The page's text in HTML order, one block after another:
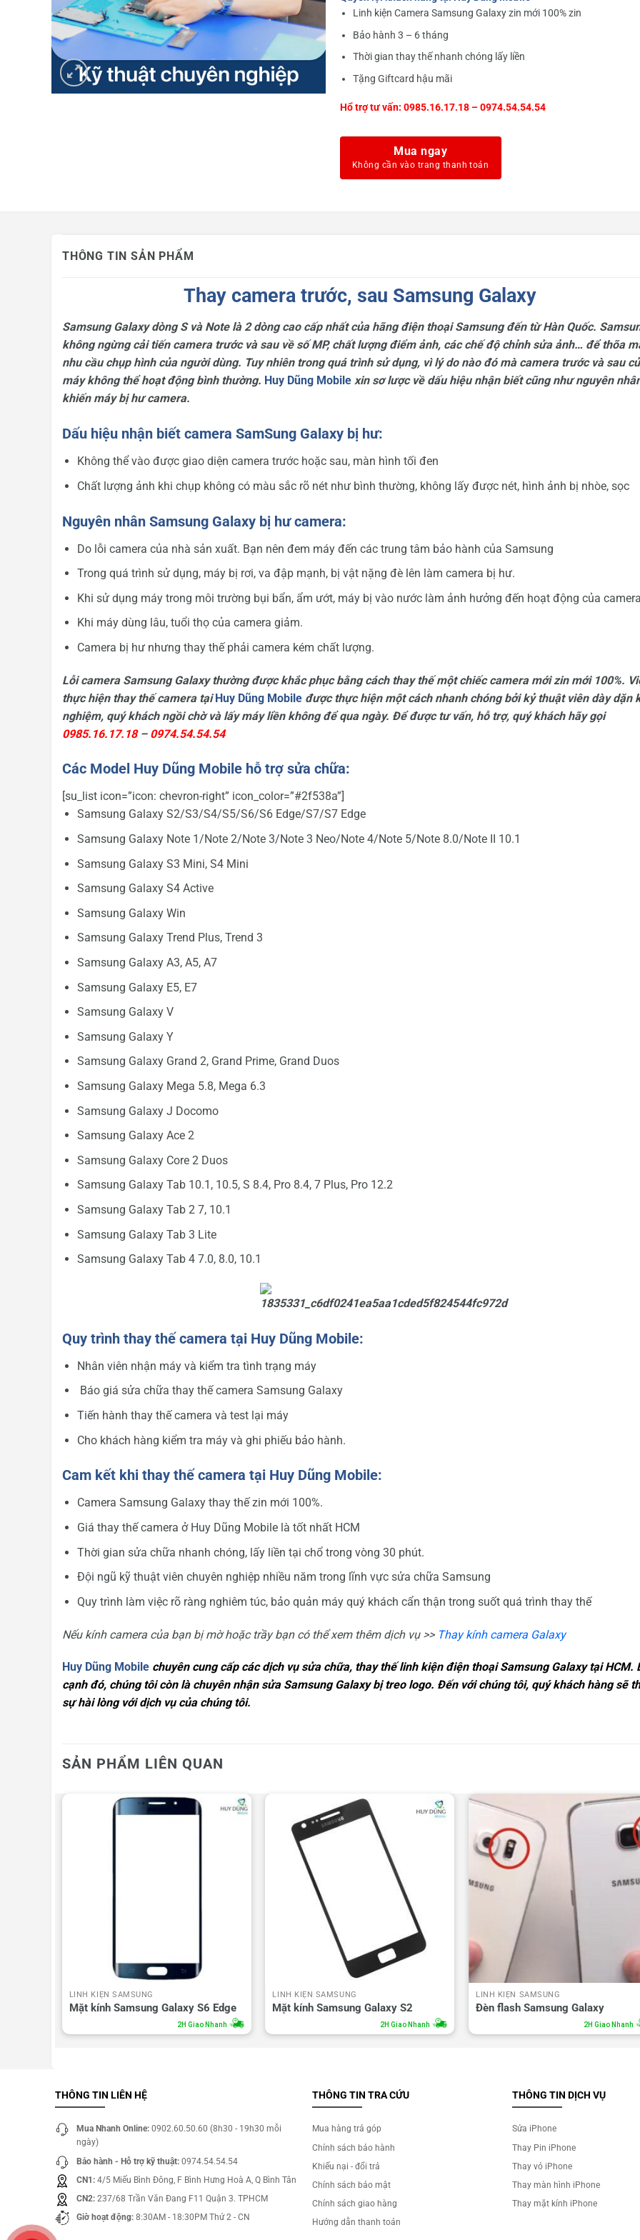
Mua hàng trả góp
Tin công nghệ
Khuyến mãi
Linh kiện Camera Samsung Galaxy zin mới 100% zin
Bảo hành 3 – 6 tháng
Thời gian thay thế nhanh chóng lấy liền
Tặng Giftcard hậu mãi
Hổ trợ tư vấn: 0985.16.17.18 – 0974.54.54.54
Mua ngay
THÔNG TIN SẢN PHẨM
Thay camera trước, sau Samsung Galaxy
Samsung Galaxy dòng S và Note là 2 dòng cao cấp nhất của hãng điện thoại Samsung đến từ Hàn Quốc.
không ngừng cải tiến camera trước và sau về số MP, chất lượng điểm ảnh, các chế độ chỉnh sửa ảnh… để thõa
nhu cầu chụp hình của người dùng. Tuy nhiên trong quá trình sử dụng, vì lý do nào đó mà camera trước và sau
máy không thể hoạt động bình thường. Huy Dũng Mobile xin sơ lược về dấu hiệu nhận biết cũng như nguyên
khiến máy bị hư camera.
Dấu hiệu nhận biết camera SamSung Galaxy bị hư:
Không thể vào được giao diện camera trước hoặc sau, màn hình tối đen
Chất lượng ảnh khi chụp không có màu sắc rõ nét như bình thường, không lấy được nét, hình ảnh bị nhòe, sọc
Nguyên nhân Samsung Galaxy bị hư camera:
Do lỗi camera của nhà sản xuất. Bạn nên đem máy đến các trung tâm bảo hành của Samsung
Trong quá trình sử dụng, máy bị rơi, va đập mạnh, bị vật nặng đè lên làm camera bị hư.
Khi sử dụng máy trong môi trường bụi bẩn, ẩm ướt, máy bị vào nước làm ảnh hưởng đến hoạt động của
Khi máy dùng lâu, tuổi thọ của camera giảm.
Camera bị hư nhưng thay thế phải camera kém chất lượng.
Lỗi camera Samsung Galaxy thường được khắc phục bằng cách thay thế một chiếc camera mới zin mới 100%.
thực hiện thay thế camera tạiHuy Dũng Mobile được thực hiện một cách nhanh chóng bởi kỷ thuật viên dày dặn
nghiệm, quý khách ngồi chờ và lấy máy liền không để qua ngày. Để được tư vấn, hỗ trợ, quý khách hãy gọi
0985.16.17.18– 0974.54.54.54
Các Model Huy Dũng Mobile hỗ trợ sửa chữa:
[su_list icon=”icon: chevron-right” icon_color=”#2f538a”]
Samsung Galaxy S2/S3/S4/S5/S6/S6 Edge/S7/S7 Edge
Samsung Galaxy Note 1/Note 2/Note 3/Note 3 Neo/Note 4/Note 5/Note 8.0/Note II 10.1
Samsung Galaxy S3 Mini, S4 Mini
Samsung Galaxy S4 Active
Samsung Galaxy Win
Samsung Galaxy Trend Plus, Trend 3
Samsung Galaxy A3, A5, A7
Samsung Galaxy E5, E7
Samsung Galaxy V
Samsung Galaxy Y
Samsung Galaxy Grand 2, Grand Prime, Grand Duos
Samsung Galaxy Mega 5.8, Mega 6.3
Samsung Galaxy J Docomo
Samsung Galaxy Ace 2
Samsung Galaxy Core 2 Duos
Samsung Galaxy Tab 10.1, 10.5, S 8.4, Pro 8.4, 7 Plus, Pro 12.2
Samsung Galaxy Tab 2 7, 10.1
Samsung Galaxy Tab 3 Lite
Samsung Galaxy Tab 4 7.0, 8.0, 10.1
Quy trình thay thế camera tại Huy Dũng Mobile:
Nhân viên nhận máy và kiểm tra tình trạng máy
Báo giá sửa chữa thay thế camera Samsung Galaxy
Tiến hành thay thế camera và test lại máy
Cho khách hàng kiểm tra máy và ghi phiếu bảo hành.
Cam kết khi thay thế camera tại Huy Dũng Mobile:
Camera Samsung Galaxy thay thế zin mới 100%.
Giá thay thế camera ở Huy Dũng Mobile là tốt nhất HCM
Thời gian sửa chữa nhanh chóng, lấy liền tại chổ trong vòng 30 phút.
Đội ngũ kỹ thuật viên chuyên nghiệp nhiều năm trong lĩnh vực sửa chữa Samsung
Quy trình làm việc rõ ràng nghiêm túc, bảo quản máy quý khách cẩn thận trong suốt quá trình thay thế
Nếu kính camera của bạn bị mờ hoặc trầy bạn có thể xem thêm dịch vụ >> Thay kính camera Galaxy
Huy Dũng Mobile chuyên cung cấp các dịch vụ sửa chữa, thay thế linh kiện điện thoại Samsung Galaxy tại HCM.
cạnh đó, chúng tôi còn là chuyên nhận sửa Samsung Galaxy bị treo logo. Đến với chúng tôi, quý khách hàng sẽ
sự hài lòng với dịch vụ của chúng tôi.
SẢN PHẨM LIÊN QUAN
LINH KIỆN SAMSUNG
Mặt kính Samsung Galaxy S6 Edge
2H Giao Nhanh
LINH KIỆN SAMSUNG
Mặt kính Samsung Galaxy S2
2H Giao Nhanh
LINH KIỆN SAMSUNG
Đèn flash Samsung Galaxy
2H Giao Nhanh
THÔNG TIN LIÊN HỆ
Mua Nhanh Online: 0902.60.50.60 (8h30 - 19h30 mỗi
ngày)
Bảo hành - Hỗ trợ kỹ thuật: 0974.54.54.54
CN1: 4/5 Miếu Bình Đông, F Bình Hưng Hoà A, Q Bình Tân
CN2: 237/68 Trần Văn Đang F11 Quận 3. TPHCM
Giờ hoạt động: 8:30AM - 18:30PM Thứ 2 - CN
THÔNG TIN TRA CỨU
Mua hàng trả góp
Chính sách bảo hành
Khiếu nại - đổi trả
Chính sách bảo mật
Chính sách giao hàng
Hướng dẫn thanh toán
THÔNG TIN DỊCH VỤ
Sửa iPhone
Thay Pin iPhone
Thay vỏ iPhone
Thay màn hình iPhone
Thay mặt kính iPhone